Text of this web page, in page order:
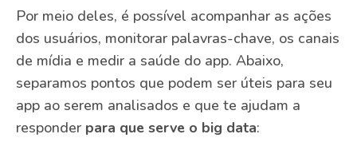
Por meio deles, é possível acompanhar as ações
dos usuários, monitorar palavras-chave, os canais
de mídia e medir a saúde do app. Abaixo,
separamos pontos que podem ser úteis para seu
app ao serem analisados e que te ajudam a
responder para que serve o big data: